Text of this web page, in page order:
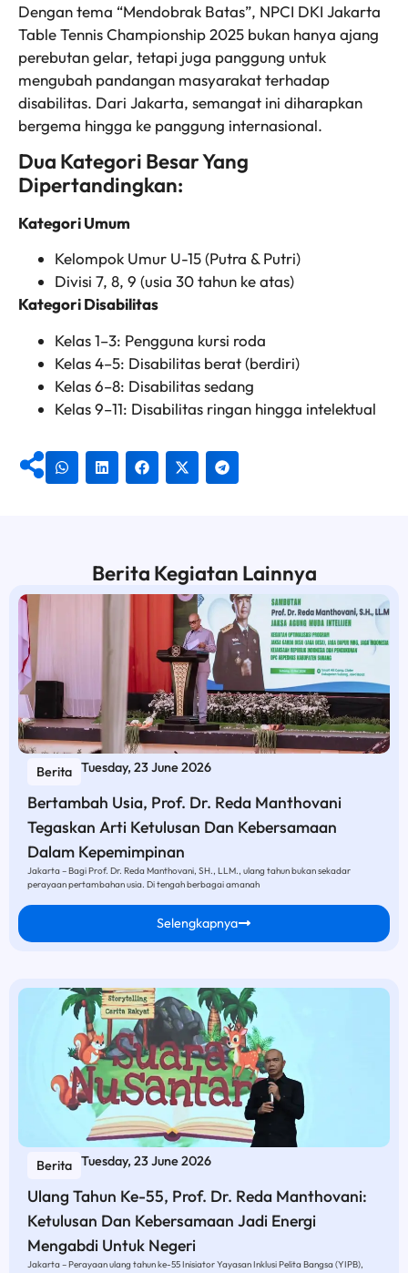
Dengan tema “Mendobrak Batas”, NPCI DKI Jakarta
Table Tennis Championship 2025 bukan hanya ajang
perebutan gelar, tetapi juga panggung untuk
mengubah pandangan masyarakat terhadap
disabilitas. Dari Jakarta, semangat ini diharapkan
bergema hingga ke panggung internasional.
Dua Kategori Besar Yang
Dipertandingkan:
Kategori Umum
Kelompok Umur U-15 (Putra & Putri)
Divisi 7, 8, 9 (usia 30 tahun ke atas)
Kategori Disabilitas
Kelas 1–3: Pengguna kursi roda
Kelas 4–5: Disabilitas berat (berdiri)
Kelas 6–8: Disabilitas sedang
Kelas 9–11: Disabilitas ringan hingga intelektual
Berita Kegiatan Lainnya
Berita Tuesday, 23 June 2026
Bertambah Usia, Prof. Dr. Reda Manthovani
Tegaskan Arti Ketulusan Dan Kebersamaan
Dalam Kepemimpinan
Jakarta – Bagi Prof. Dr. Reda Manthovani, SH., LLM., ulang tahun bukan sekadar
perayaan pertambahan usia. Di tengah berbagai amanah
Selengkapnya
Berita Tuesday, 23 June 2026
Ulang Tahun Ke-55, Prof. Dr. Reda Manthovani:
Ketulusan Dan Kebersamaan Jadi Energi
Mengabdi Untuk Negeri
Jakarta – Perayaan ulang tahun ke-55 Inisiator Yayasan Inklusi Pelita Bangsa (YIPB),